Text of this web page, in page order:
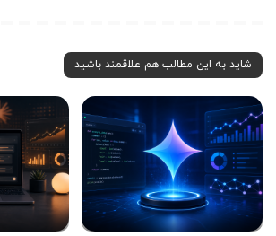
شاید به این مطالب هم علاقمند باشید